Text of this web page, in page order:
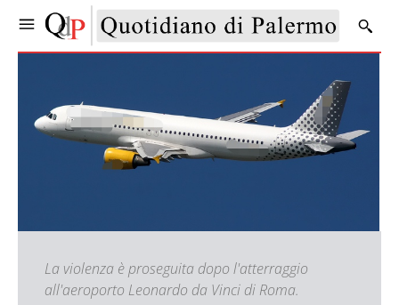
La violenza è proseguita dopo l'atterraggio
all'aeroporto Leonardo da Vinci di Roma.